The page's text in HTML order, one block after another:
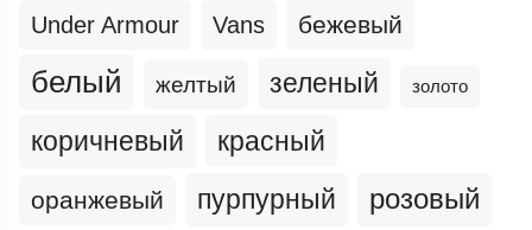
Under Armour Vans бежевый
белый желтый зеленый золото
коричневый красный
оранжевый пурпурный розовый